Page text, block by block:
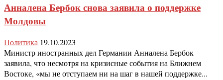
Анналена Бербок снова заявила о поддержке
Молдовы
Политика 19.10.2023
Министр иностранных дел Германии Анналена Бербок
заявила, что несмотря на кризисные события на Ближнем
Востоке, «мы не отступаем ни на шаг в нашей поддержке...